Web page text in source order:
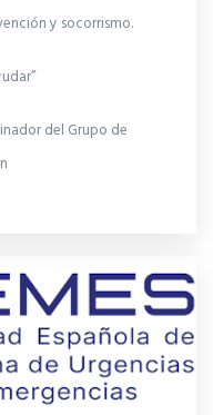
y socorrismo.
del Grupo de